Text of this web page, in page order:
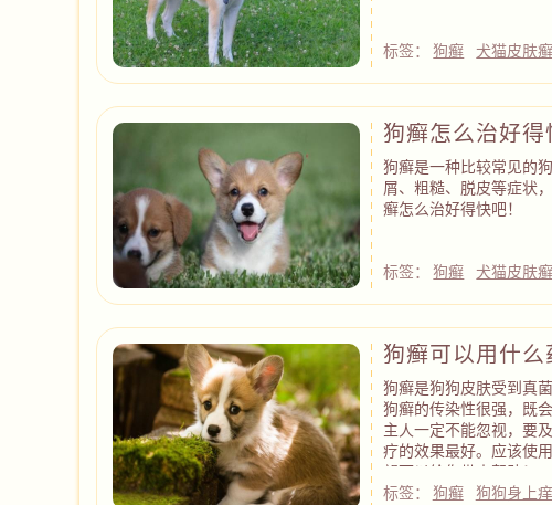
标签：狗癣 犬猫皮肤
狗癣怎么治好
狗癣是一种比较常见的
屑、粗糙、脱皮等症状
癣怎么治好得快吧！
标签：狗癣 犬猫皮肤
狗癣可以用什么
狗癣是狗狗皮肤受到真
狗癣的传染性很强，既
主人一定不能忽视，要
疗的效果最好。应该使
望可以给你带来帮助！
标签： 狗癣 狗狗身上痒